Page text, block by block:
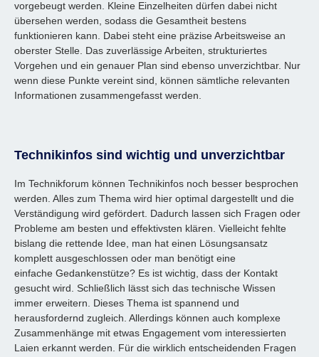
vorgebeugt werden. Kleine Einzelheiten dürfen dabei nicht
übersehen werden, sodass die Gesamtheit bestens
funktionieren kann. Dabei steht eine präzise Arbeitsweise an
oberster Stelle. Das zuverlässige Arbeiten, strukturiertes
Vorgehen und ein genauer Plan sind ebenso unverzichtbar. Nur
wenn diese Punkte vereint sind, können sämtliche relevanten
Informationen zusammengefasst werden.
Technikinfos sind wichtig und unverzichtbar
Im Technikforum können Technikinfos noch besser besprochen
werden. Alles zum Thema wird hier optimal dargestellt und die
Verständigung wird gefördert. Dadurch lassen sich Fragen oder
Probleme am besten und effektivsten klären. Vielleicht fehlte
bislang die rettende Idee, man hat einen Lösungsansatz
komplett ausgeschlossen oder man benötigt eine
einfache Gedankenstütze? Es ist wichtig, dass der Kontakt
gesucht wird. Schließlich lässt sich das technische Wissen
immer erweitern. Dieses Thema ist spannend und
herausfordernd zugleich. Allerdings können auch komplexe
Zusammenhänge mit etwas Engagement vom interessierten
Laien erkannt werden. Für die wirklich entscheidenden Fragen